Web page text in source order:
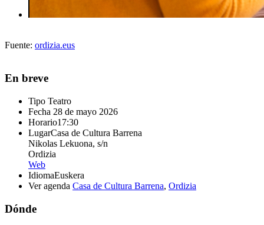
Fuente: ordizia.eus
En breve
Tipo Teatro
Fecha 28 de mayo 2026
Horario17:30
LugarCasa de Cultura Barrena
Nikolas Lekuona, s/n
Ordizia
Web
IdiomaEuskera
Ver agenda Casa de Cultura Barrena, Ordizia
Dónde